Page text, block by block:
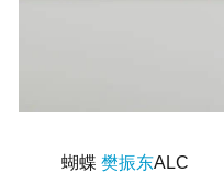
蝴蝶樊振东ALC